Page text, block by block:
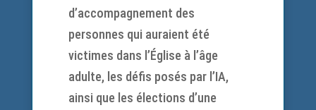
d’accompagnement des
personnes qui auraient été
victimes dans l’Église à l’âge
adulte, les défis posés par l’IA,
ainsi que les élections d’une